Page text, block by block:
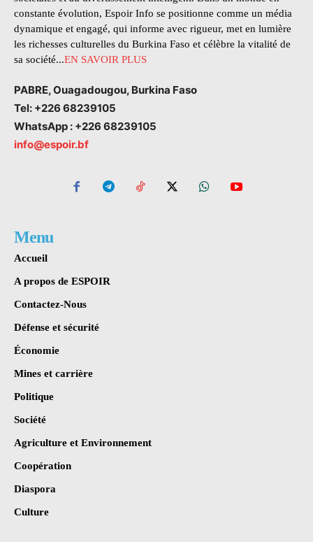
constante évolution, Espoir Info se positionne comme un média
dynamique et engagé, qui informe avec rigueur, met en lumière
les richesses culturelles du Burkina Faso et célèbre la vitalité de
sa société...EN SAVOIR PLUS
PABRE, Ouagadougou, Burkina Faso
Tel: +226 68239105
WhatsApp : +226 68239105
info@espoir.bf
Menu
Accueil
A propos de ESPOIR
Contactez-Nous
Défense et sécurité
Économie
Mines et carrière
Politique
Société
Agriculture et Environnement
Coopération
Diaspora
Culture